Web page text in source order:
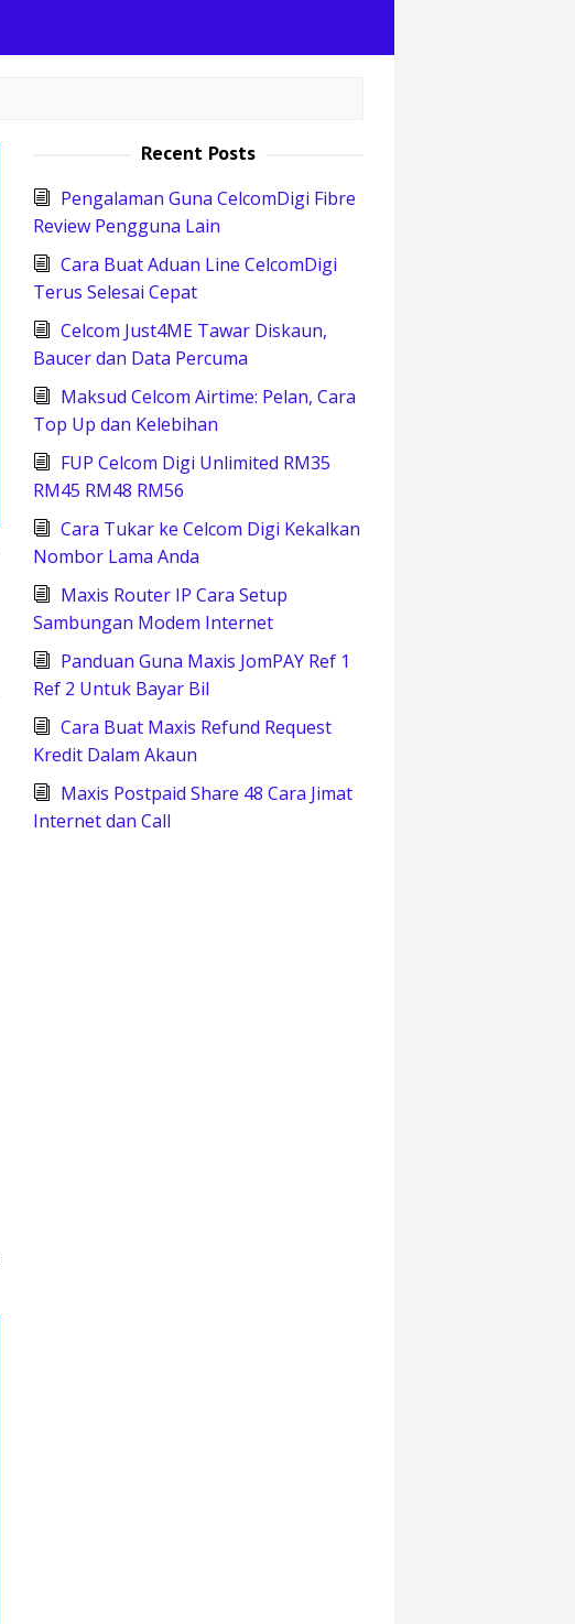
Recent Posts
Pengalaman Guna CelcomDigi Fibre
Review Pengguna Lain
Cara Buat Aduan Line CelcomDigi
Terus Selesai Cepat
Celcom Just4ME Tawar Diskaun,
Baucer dan Data Percuma
Maksud Celcom Airtime: Pelan, Cara
Top Up dan Kelebihan
FUP Celcom Digi Unlimited RM35
RM45 RM48 RM56
Cara Tukar ke Celcom Digi Kekalkan
Nombor Lama Anda
Maxis Router IP Cara Setup
Sambungan Modem Internet
Panduan Guna Maxis JomPAY Ref 1
Ref 2 Untuk Bayar Bil
Cara Buat Maxis Refund Request
Kredit Dalam Akaun
Maxis Postpaid Share 48 Cara Jimat
Internet dan Call